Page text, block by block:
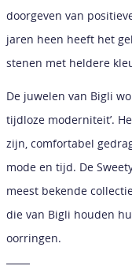
doorgeven van
jaren heen heeft het
stenen met heldere
De juwelen van Bigli
tijdloze moderniteit’.
zijn, comfortabel
mode en tijd. De
meest bekende
die van Bigli houden
oorringen.